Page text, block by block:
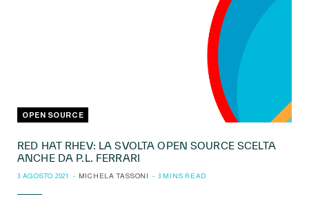
OPEN SOURCE
RED HAT RHEV: LA SVOLTA OPEN SOURCE SCELTA
ANCHE DA P.L. FERRARI
3 AGOSTO 2021 MICHELA TASSONI 3 MINS READ